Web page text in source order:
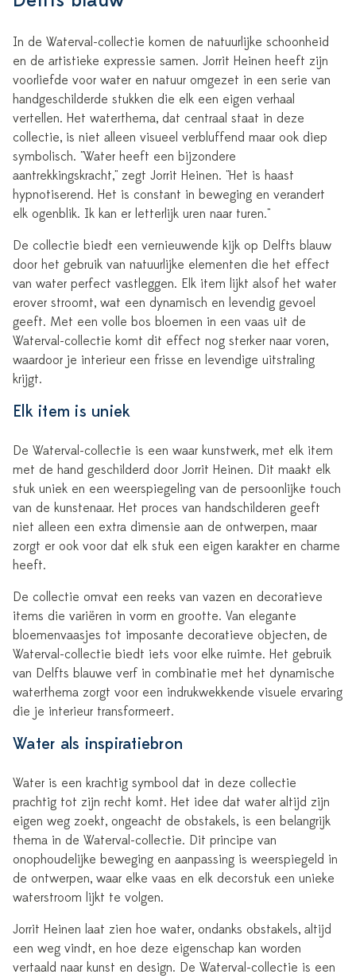
In de Waterval-collectie komen de natuurlijke schoonheid
en de artistieke expressie samen. Jorrit Heinen heeft zijn
voorliefde voor water en natuur omgezet in een serie van
handgeschilderde stukken die elk een eigen verhaal
vertellen. Het waterthema, dat centraal staat in deze
collectie, is niet alleen visueel verbluffend maar ook diep
symbolisch. "Water heeft een bijzondere
aantrekkingskracht," zegt Jorrit Heinen. "Het is haast
hypnotiserend. Het is constant in beweging en verandert
elk ogenblik. Ik kan er letterlijk uren naar turen."
De collectie biedt een vernieuwende kijk op Delfts blauw
door het gebruik van natuurlijke elementen die het effect
van water perfect vastleggen. Elk item lijkt alsof het water
erover stroomt, wat een dynamisch en levendig gevoel
geeft. Met een volle bos bloemen in een vaas uit de
Waterval-collectie komt dit effect nog sterker naar voren,
waardoor je interieur een frisse en levendige uitstraling
krijgt.
Elk item is uniek
De Waterval-collectie is een waar kunstwerk, met elk item
met de hand geschilderd door Jorrit Heinen. Dit maakt elk
stuk uniek en een weerspiegeling van de persoonlijke touch
van de kunstenaar. Het proces van handschilderen geeft
niet alleen een extra dimensie aan de ontwerpen, maar
zorgt er ook voor dat elk stuk een eigen karakter en charme
heeft.
De collectie omvat een reeks van vazen en decoratieve
items die variëren in vorm en grootte. Van elegante
bloemenvaasjes tot imposante decoratieve objecten, de
Waterval-collectie biedt iets voor elke ruimte. Het gebruik
van Delfts blauwe verf in combinatie met het dynamische
waterthema zorgt voor een indrukwekkende visuele ervaring
die je interieur transformeert.
Water als inspiratiebron
Water is een krachtig symbool dat in deze collectie
prachtig tot zijn recht komt. Het idee dat water altijd zijn
eigen weg zoekt, ongeacht de obstakels, is een belangrijk
thema in de Waterval-collectie. Dit principe van
onophoudelijke beweging en aanpassing is weerspiegeld in
de ontwerpen, waar elke vaas en elk decorstuk een unieke
waterstroom lijkt te volgen.
Jorrit Heinen laat zien hoe water, ondanks obstakels, altijd
een weg vindt, en hoe deze eigenschap kan worden
vertaald naar kunst en design. De Waterval-collectie is een